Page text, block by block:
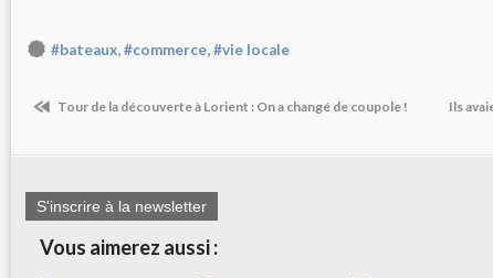
#bateaux #commerce #vie locale
Tour de la découverte à Lorient : On a changé de coupole ! Ils
S'inscrire à la newsletter
Vous aimerez aussi :